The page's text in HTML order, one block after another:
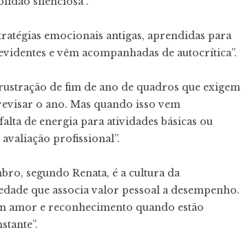
emocionais antigas, aprendidas para
e vêm acompanhadas de autocrítica”.
de fim de ano de quadros que exigem
o ano. Mas quando isso vem
de energia para atividades básicas ou
profissional”.
segundo Renata, é a cultura da
que associa valor pessoal a desempenho.
amor e reconhecimento quando estão